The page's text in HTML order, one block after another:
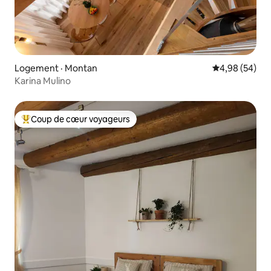
Logement · Montan Note
4,98 (54)
Karina Mulino
Coup de cœur voyageurs parmi les plus aimés
Coup de cœur voyageurs